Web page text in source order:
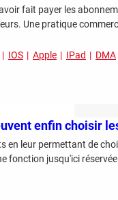
fait payer les
Une pratique
IOS Apple IPad DMA
enfin choisir
leur permettant de
fonction jusqu'ici